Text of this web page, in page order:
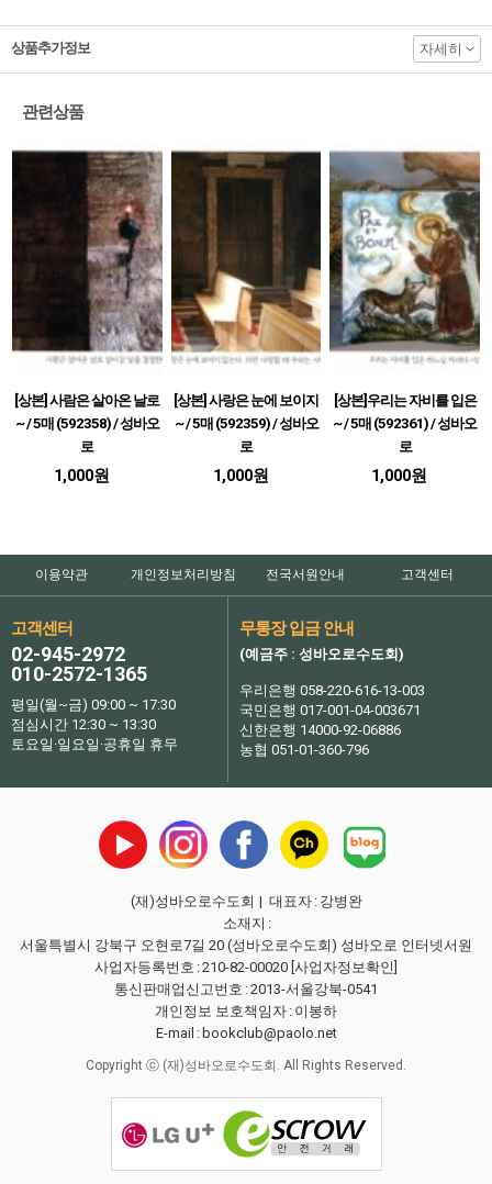
상품추가정보 자세히
관련상품
[상본] 사람은 살아온 날로
~ / 5매 (592358) / 성바오
로
1,000원
[상본] 사랑은 눈에 보이지
~ / 5매 (592359) / 성바오
로
1,000원
[상본]우리는 자비를 입은
~ / 5매 (592361) / 성바오
로
1,000원
이용약관 개인정보처리방침 전국서원안내 고객센터
고객센터
02-945-2972
010-2572-1365
평일(월~금) 09:00 ~ 17:30
점심시간 12:30 ~ 13:30
토요일·일요일·공휴일 휴무
무통장 입금 안내
(예금주 : 성바오로수도회)
우리은행 058-220-616-13-003
국민은행 017-001-04-003671
신한은행 14000-92-06886
농협 051-01-360-796
(재)성바오로수도회 | 대표자 : 강병완
소재지 :
서울특별시 강북구 오현로7길 20 (성바오로수도회) 성바오로 인터넷서원
사업자등록번호 :210-82-00020 [사업자정보확인]
통신판매업신고번호 :2013-서울강북-0541
개인정보 보호책임자 : 이봉하
E-mail : bookclub@paolo.net
Copyright ⓒ (재)성바오로수도회. All Rights Reserved.